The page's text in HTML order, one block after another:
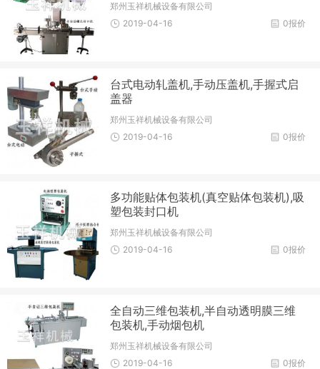
郑州玉祥机械设备有限公司
0报价
2019-04-16
台式电动轧盖机,手动压盖机,手握式启
盖器
郑州玉祥机械设备有限公司
0报价
2019-04-16
多功能贴体包装机(真空贴体包装机),吸
塑包装封口机
郑州玉祥机械设备有限公司
0报价
2019-04-16
全自动三维包装机,半自动透明膜三维
包装机,手动烟包机
郑州玉祥机械设备有限公司
0报价
2019-04-16